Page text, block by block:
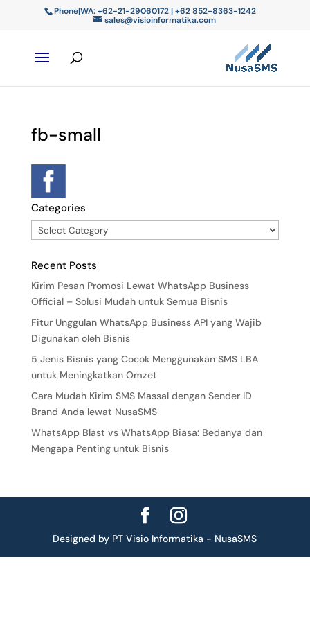
Phone|WA: +62-21-29060172 | +62 852-8363-1242
sales@visioinformatika.com
fb-small
Categories
Recent Posts
Kirim Pesan Promosi Lewat WhatsApp Business
Official – Solusi Mudah untuk Semua Bisnis
Fitur Unggulan WhatsApp Business API yang Wajib
Digunakan oleh Bisnis
5 Jenis Bisnis yang Cocok Menggunakan SMS LBA
untuk Meningkatkan Omzet
Cara Mudah Kirim SMS Massal dengan Sender ID
Brand Anda lewat NusaSMS
WhatsApp Blast vs WhatsApp Biasa: Bedanya dan
Mengapa Penting untuk Bisnis
Designed by PT Visio Informatika - NusaSMS